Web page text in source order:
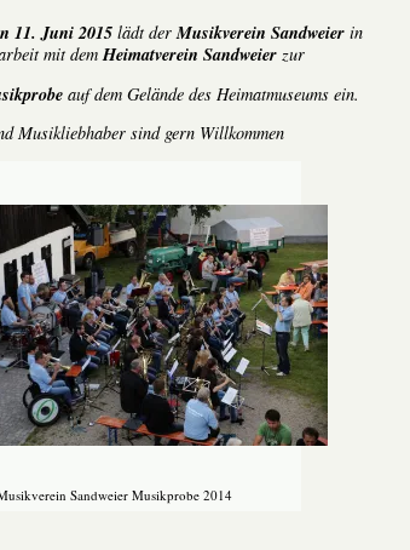
11. Juni 2015lädt derMusikverein Sandweierin
mit demHeimatverein Sandweierzur
auf dem Gelände des Heimatmuseums ein.
Musikliebhaber sind gern Willkommen
Sandweier Musikprobe 2014